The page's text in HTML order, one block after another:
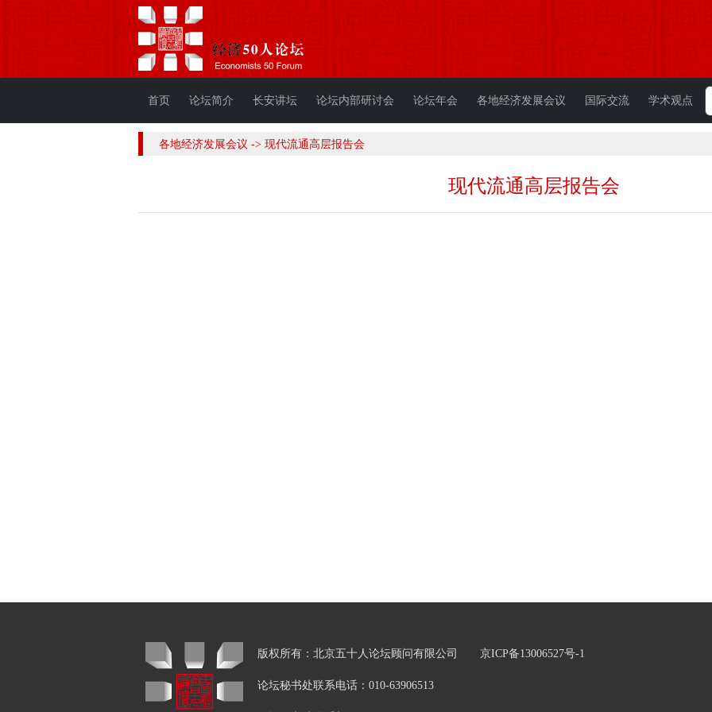
首页 论坛简介 长安讲坛 论坛内部研讨会 论坛年会 各地经济发展会议 国际交流 学术观点
各地经济发展会议 -> 现代流通高层报告会
现代流通高层报告会
版权所有：北京五十人论坛顾问有限公司 京ICP备13006527号-1
论坛秘书处联系电话：010-63906513